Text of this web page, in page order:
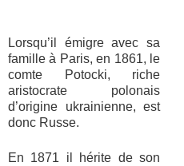
Lorsqu’il émigre avec sa
famille à Paris, en 1861, le
comte Potocki, riche
aristocrate polonais
d’origine ukrainienne, est
donc Russe.
En 1871 il hérite de son